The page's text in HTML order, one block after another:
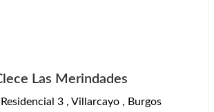
Las Merindades
3 , Villarcayo , Burgos